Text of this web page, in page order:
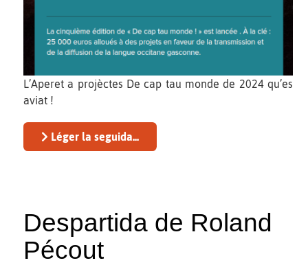
L’Aperet a projèctes De cap tau monde de 2024 qu’es
aviat !
Léger la seguida...
Despartida de Roland
Pécout